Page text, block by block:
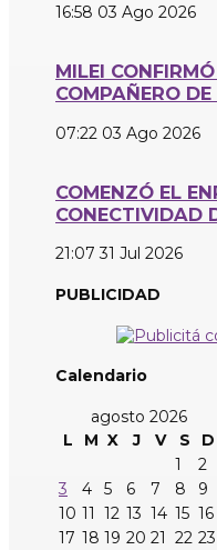
16:58 03 Ago 2026
MILEI
COMPAÑERO
07:22 03 Ago 2026
COMENZÓ EL
CONECTIVIDAD
21:07 31 Jul 2026
PUBLICIDAD
Calendario
agosto 2026
L
M X J V S
D
1
2
3
4 5 6 7 8
9
10 11 12 13 14 15 16
17 18 19 20 21 22 23